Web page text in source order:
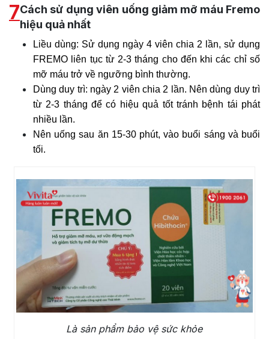
7Cách sử dụng viên uống giảm mỡ máu Fremo
hiệu quả nhất
Liều dùng: Sử dụng ngày 4 viên chia 2 lần, sử dụng
FREMO liên tục từ 2-3 tháng cho đến khi các chỉ số
mỡ máu trở về ngưỡng bình thường.
Dùng duy trì: ngày 2 viên chia 2 lần. Nên dùng duy trì
từ 2-3 tháng để có hiệu quả tốt tránh bệnh tái phát
nhiều lần.
Nên uống sau ăn 15-30 phút, vào buổi sáng và buổi
tối.
Là sản phẩm bảo vệ sức khỏe